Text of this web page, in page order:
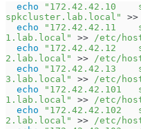
  echo
"172.42.42.10
spkcluster.lab.local"
>>
  echo
"172.42.42.11
1.lab.local"
>>
/etc/
  echo
"172.42.42.12
2.lab.local"
>>
/etc/
  echo
"172.42.42.13
3.lab.local"
>>
/etc/
  echo
"172.42.42.101
1.lab.local"
>>
/etc/
  echo
"172.42.42.102
2.lab.local"
>>
/etc/